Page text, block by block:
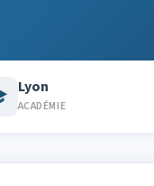
Lyon
ACADÉMIE